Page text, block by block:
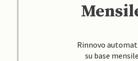
Rinnovo
su base mensile